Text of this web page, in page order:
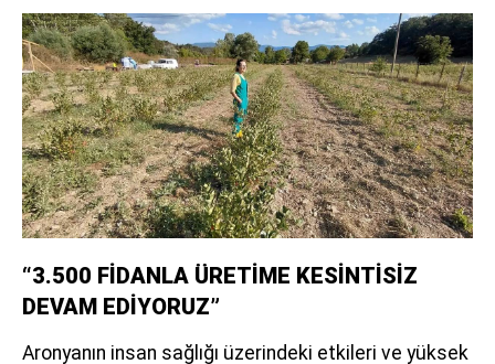
“3.500 FİDANLA ÜRETİME KESİNTİSİZ
DEVAM EDİYORUZ”
Aronyanın insan sağlığı üzerindeki etkileri ve yüksek